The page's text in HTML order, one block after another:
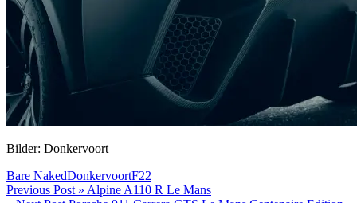
Bilder: Donkervoort
Bare NakedDonkervoortF22
Beitragsnavigation
Previous Post » Alpine A110 R Le Mans